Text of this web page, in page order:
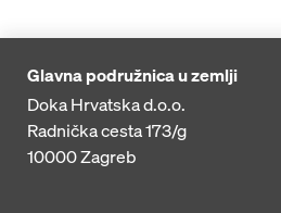
Glavna podružnica u zemlji
Doka Hrvatska d.o.o.
Radnička cesta 173/g
10000Zagreb